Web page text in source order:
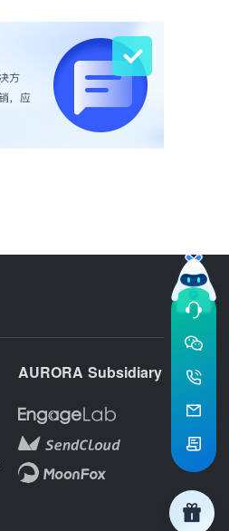
AURORA Subsidiary